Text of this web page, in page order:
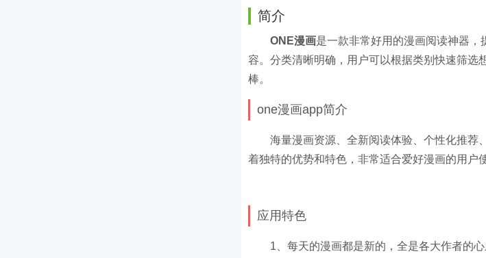
简介
ONE漫画是一款非常好用的漫画阅读神器
容。分类清晰明确，用户可以根据类别快速筛选
棒。
one漫画app简介
海量漫画资源、全新阅读体验、个性化推荐
着独特的优势和特色，非常适合爱好漫画的用户
应用特色
1、每天的漫画都是新的，全是各大作者的心